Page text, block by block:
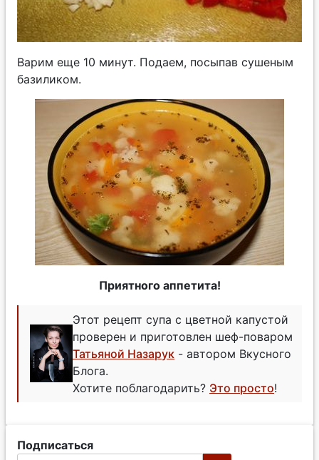
Варим еще 10 минут. Подаем, посыпав сушеным
базиликом.
Приятного аппетита!
Этот рецепт супа с цветной капустой
проверен и приготовлен шеф-поваром
Татьяной Назарук - автором Вкусного
Блога.
Хотите поблагодарить? Это просто!
Подписаться